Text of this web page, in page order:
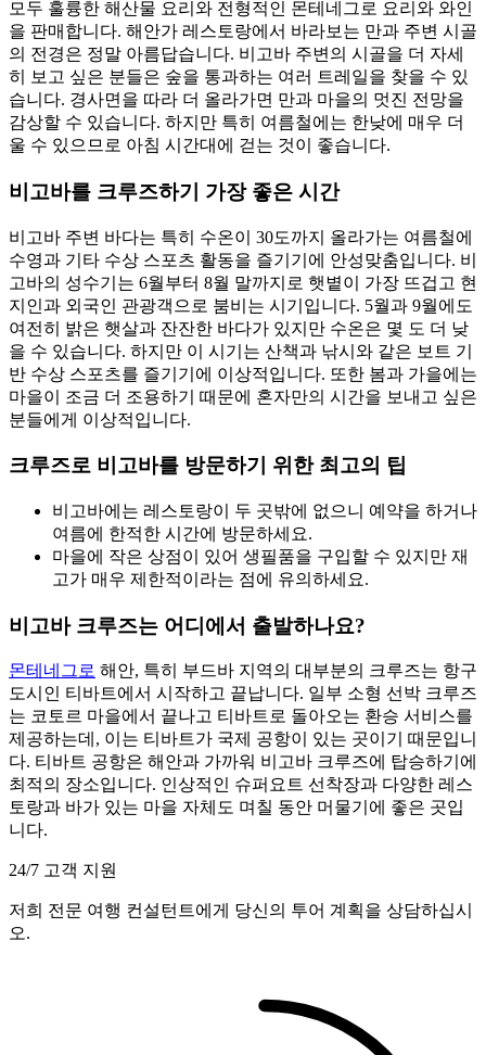
모두 훌륭한 해산물 요리와 전형적인 몬테네그로 요리와 와인
을 판매합니다. 해안가 레스토랑에서 바라보는 만과 주변 시골
의 전경은 정말 아름답습니다. 비고바 주변의 시골을 더 자세
히 보고 싶은 분들은 숲을 통과하는 여러 트레일을 찾을 수 있
습니다. 경사면을 따라 더 올라가면 만과 마을의 멋진 전망을
감상할 수 있습니다. 하지만 특히 여름철에는 한낮에 매우 더
울 수 있으므로 아침 시간대에 걷는 것이 좋습니다.
비고바를 크루즈하기 가장 좋은 시간
비고바 주변 바다는 특히 수온이 30도까지 올라가는 여름철에
수영과 기타 수상 스포츠 활동을 즐기기에 안성맞춤입니다. 비
고바의 성수기는 6월부터 8월 말까지로 햇볕이 가장 뜨겁고 현
지인과 외국인 관광객으로 붐비는 시기입니다. 5월과 9월에도
여전히 밝은 햇살과 잔잔한 바다가 있지만 수온은 몇 도 더 낮
을 수 있습니다. 하지만 이 시기는 산책과 낚시와 같은 보트 기
반 수상 스포츠를 즐기기에 이상적입니다. 또한 봄과 가을에는
마을이 조금 더 조용하기 때문에 혼자만의 시간을 보내고 싶은
분들에게 이상적입니다.
크루즈로 비고바를 방문하기 위한 최고의 팁
비고바에는 레스토랑이 두 곳밖에 없으니 예약을 하거나
여름에 한적한 시간에 방문하세요.
마을에 작은 상점이 있어 생필품을 구입할 수 있지만 재
고가 매우 제한적이라는 점에 유의하세요.
비고바 크루즈는 어디에서 출발하나요?
몬테네그로 해안, 특히 부드바 지역의 대부분의 크루즈는 항구
도시인 티바트에서 시작하고 끝납니다. 일부 소형 선박 크루즈
는 코토르 마을에서 끝나고 티바트로 돌아오는 환승 서비스를
제공하는데, 이는 티바트가 국제 공항이 있는 곳이기 때문입니
다. 티바트 공항은 해안과 가까워 비고바 크루즈에 탑승하기에
최적의 장소입니다. 인상적인 슈퍼요트 선착장과 다양한 레스
토랑과 바가 있는 마을 자체도 며칠 동안 머물기에 좋은 곳입
니다.
24/7 고객 지원
저희 전문 여행 컨설턴트에게 당신의 투어 계획을 상담하십시
오.